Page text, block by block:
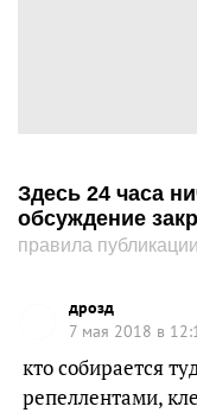
Здесь 24 часа
обсуждение
правила
дрозд
7 мая 2018 в
кто собирается
репеллентами,